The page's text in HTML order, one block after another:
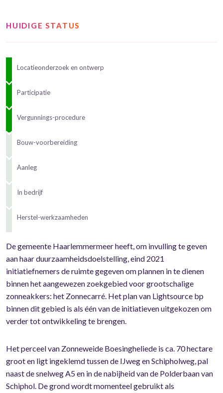
HUIDIGE STATUS
Locatieonderzoek en ontwerp
Participatie
Vergunnings-procedure
Bouw-voorbereiding
Aanleg
In bedrijf
Herstel-werkzaamheden
De gemeente Haarlemmermeer heeft, om invulling te geven
aan haar duurzaamheidsdoelstelling, eind 2021
initiatiefnemers de ruimte gegeven om plannen in te dienen
binnen het aangewezen zoekgebied voor grootschalige
zonneakkers: het Zonnecarré. Het plan van Lightsource bp
binnen dit gebied is als één van de initiatieven uitgekozen om
verder tot ontwikkeling te brengen.
Het perceel van Zonneweide Boesingheliede is ca. 70 hectare
groot en ligt ingeklemd tussen de IJweg en Schipholweg, pal
naast de snelweg A5 en in de nabijheid van de Polderbaan van
Schiphol. De grond wordt momenteel gebruikt als